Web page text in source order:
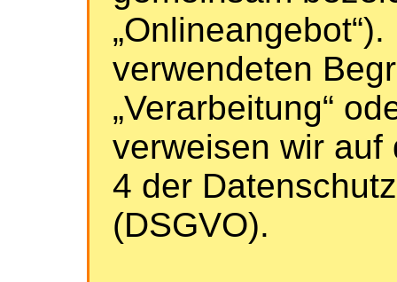
verwendeten
„Verarbeitung“
verweisen wir auf
4 der
(DSGVO).